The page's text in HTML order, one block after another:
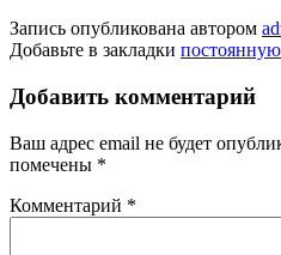
Запись опубликована автором
Добавьте в закладки
Добавить комментарий
Ваш адрес email не будет
помечены *
Комментарий *